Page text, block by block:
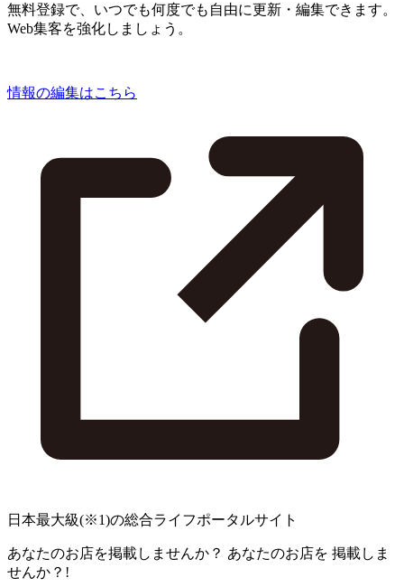
無料登録で、いつでも何度でも自由に更新・編集できます。
Web集客を強化しましょう。
情報の編集はこちら
日本最大級(※1)の総合ライフポータルサイト
あなたのお店を掲載しませんか？ あなたのお店を 掲載しま
せんか？!